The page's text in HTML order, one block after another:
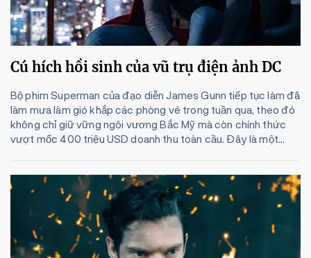
Cú hích hồi sinh của vũ trụ điện ảnh DC
Bộ phim Superman của đạo diễn James Gunn tiếp tục làm đã
làm mưa làm gió khắp các phòng vé trong tuần qua, theo đó
không chỉ giữ vững ngôi vương Bắc Mỹ mà còn chính thức
vượt mốc 400 triệu USD doanh thu toàn cầu. Đây là một...